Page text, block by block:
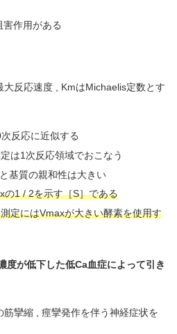
作用がある
大反応速度 , KmはMichaelis定数とす
反応に近似する
は1次反応領域でおこなう
基質の親和性は大きい
の1 / 2を示す［S］である
定にはVmaxが大きい酵素を使用す
度が低下した低Ca血症によって引き
筋攣縮 , 痙攣発作を伴う神経症状を